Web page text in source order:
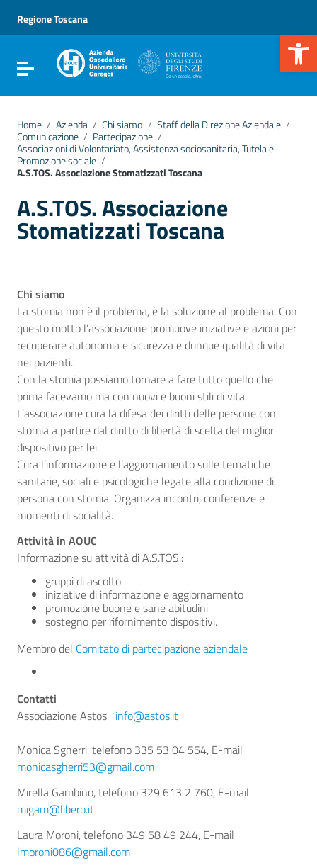
Vai al menu di navigazione
Vai al footer
Regione Toscana
Attiva / disattiva la navigazione
Home / Azienda / Chi siamo / Staff della Direzione Aziendale /
Comunicazione / Partecipazione /
Associazioni di Volontariato, Assistenza sociosanitaria, Tutela e
Promozione sociale /
A.S.TOS. Associazione Stomatizzati Toscana
A.S.TOS. Associazione
Stomatizzati Toscana
Chi siamo
La stomia non è il problema, è la soluzione al problema. Con
questo motto l’associazione promuove iniziative e azioni per
recuperare autonomia e sicurezza e dunque qualità di vita
nei pazienti.
Con la stomia possiamo tornare a fare tutto quello che
prima facevamo ma con nuovi e buoni stili di vita.
L’associazione cura la difesa dei diritti delle persone con
stomia a partire dal diritto di libertà di scelta del miglior
dispositivo per lei.
Cura l’informazione e l’aggiornamento sulle tematiche
sanitarie, sociali e psicologiche legate alla condizione di
persona con stomia. Organizza incontri, conferenze e
momenti di socialità.
Attività in AOUC
Informazione su attività di A.S.TOS.:
gruppi di ascolto
iniziative di informazione e aggiornamento
promozione buone e sane abitudini
sostegno per rifornimento dispositivi.
Membro del Comitato di partecipazione aziendale
Contatti
Associazione Astos info@astos.it
Monica Sgherri, telefono 335 53 04 554, E-mail
monicasgherri53@gmail.com
Mirella Gambino, telefono 329 613 2 760, E-mail
migam@libero.it
Laura Moroni, telefono 349 58 49 244, E-mail
lmoroni086@gmail.com